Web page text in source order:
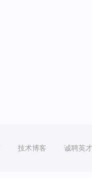
技术博客 诚聘英才